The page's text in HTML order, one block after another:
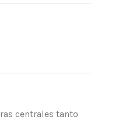
centrales tanto